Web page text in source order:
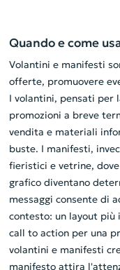
Quando e come
Volantini e manifesti
offerte, promuovere
I volantini, pensati per
promozioni a breve
vendita e materiali
buste. I manifesti,
fieristici e vetrine,
grafico diventano
messaggi consente di
contesto: un layout
call to action per una
volantini e manifesti
manifesto attira